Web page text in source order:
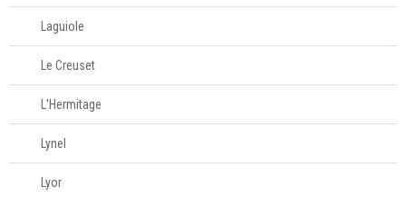
Laguiole
Le Creuset
L'Hermitage
Lynel
Lyor